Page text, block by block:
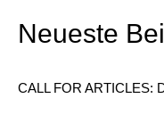
Neueste
CALL FOR ARTICLES: